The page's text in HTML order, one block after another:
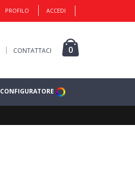
PROFILO ACCEDI
CONTATTACI 0
CONFIGURATORE